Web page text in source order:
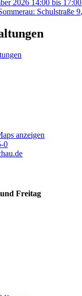
2026 14:00 bis 17:00
: Schulstraße 9,
anzeigen
0
Freitag
Uhr